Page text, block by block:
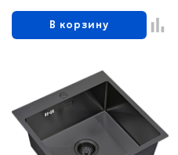
В корзину